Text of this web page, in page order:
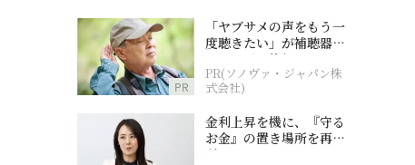
PR
「ヤブサメの声をもう一
度聴きたい」が補聴器チ
ャレンジの後押しに
PR(ソノヴァ・ジャパン株
式会社)
金利上昇を機に、『守る
お金』の置き場所を再検
討